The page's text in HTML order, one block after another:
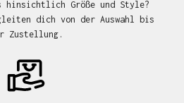
hinsichtlich Größe und Style?
dich von der Auswahl bis
Zustellung.